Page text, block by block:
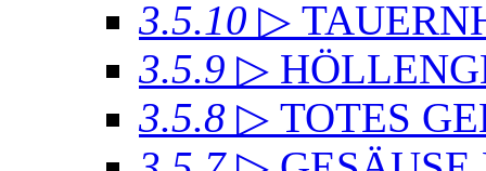
3.5.10 ▷
3.5.9 ▷
3.5.8 ▷ TOTES